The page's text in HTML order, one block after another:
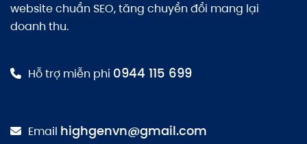
website chuẩn SEO, tăng chuyển đổi mang lại
doanh thu.
Hỗ trợ miễn phí 0944 115 699
Email highgenvn@gmail.com